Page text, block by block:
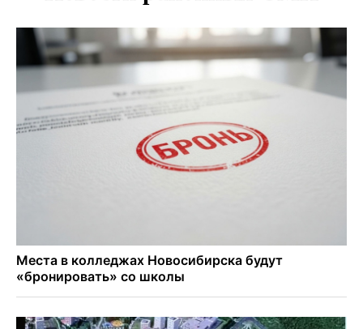
Легендарный хоккеист Тарасенко вернулся к брату в
Новосибирск
Новосибирец подарил «боевую десятку» для эвакуации